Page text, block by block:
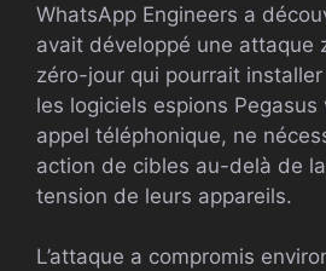
WhatsApp Engineers a
avait développé une attaque
zéro-jour qui pourrait
les logiciels espions Pegasus
appel téléphonique, ne
action de cibles au-delà de
tension de leurs appareils.
L’attaque a compromis